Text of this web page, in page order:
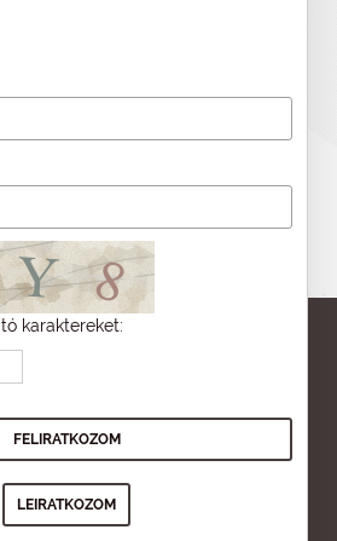
karaktereket: